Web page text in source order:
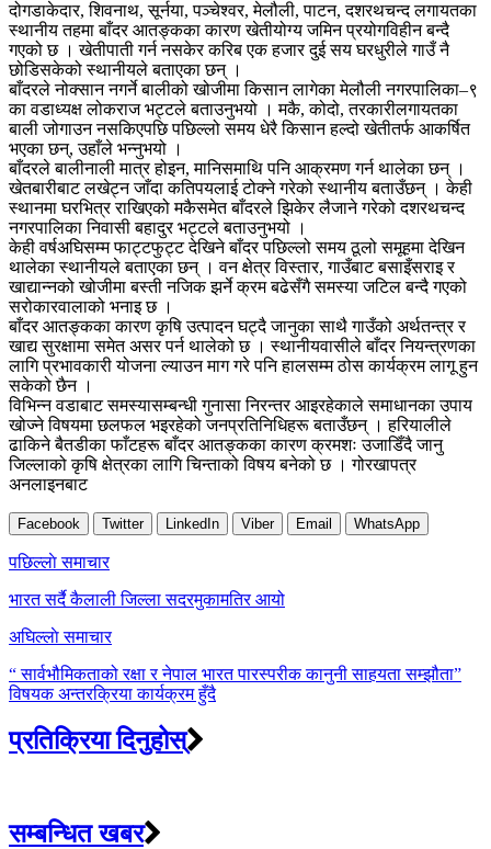
दोगडाकेदार, शिवनाथ, सूर्नया, पञ्चेश्वर, मेलौली, पाटन, दशरथचन्द लगायतका
स्थानीय तहमा बाँदर आतङ्कका कारण खेतीयोग्य जमिन प्रयोगविहीन बन्दै
गएको छ । खेतीपाती गर्न नसकेर करिब एक हजार दुई सय घरधुरीले गाउँ नै
छोडिसकेको स्थानीयले बताएका छन् ।
बाँदरले नोक्सान नगर्ने बालीको खोजीमा किसान लागेका मेलौली नगरपालिका–९
का वडाध्यक्ष लोकराज भट्टले बताउनुभयो । मकै, कोदो, तरकारीलगायतका
बाली जोगाउन नसकिएपछि पछिल्लो समय धेरै किसान हल्दो खेतीतर्फ आकर्षित
भएका छन्, उहाँले भन्नुभयो ।
बाँदरले बालीनाली मात्र होइन, मानिसमाथि पनि आक्रमण गर्न थालेका छन् ।
खेतबारीबाट लखेट्न जाँदा कतिपयलाई टोक्ने गरेको स्थानीय बताउँछन् । केही
स्थानमा घरभित्र राखिएको मकैसमेत बाँदरले झिकेर लैजाने गरेको दशरथचन्द
नगरपालिका निवासी बहादुर भट्टले बताउनुभयो ।
केही वर्षअघिसम्म फाट्टफुट्ट देखिने बाँदर पछिल्लो समय ठूलो समूहमा देखिन
थालेका स्थानीयले बताएका छन् । वन क्षेत्र विस्तार, गाउँबाट बसाइँसराइ र
खाद्यान्नको खोजीमा बस्ती नजिक झर्ने क्रम बढेसँगै समस्या जटिल बन्दै गएको
सरोकारवालाको भनाइ छ ।
बाँदर आतङ्कका कारण कृषि उत्पादन घट्दै जानुका साथै गाउँको अर्थतन्त्र र
खाद्य सुरक्षामा समेत असर पर्न थालेको छ । स्थानीयवासीले बाँदर नियन्त्रणका
लागि प्रभावकारी योजना ल्याउन माग गरे पनि हालसम्म ठोस कार्यक्रम लागू हुन
सकेको छैन ।
विभिन्न वडाबाट समस्यासम्बन्धी गुनासा निरन्तर आइरहेकाले समाधानका उपाय
खोज्ने विषयमा छलफल भइरहेको जनप्रतिनिधिहरू बताउँछन् । हरियालीले
ढाकिने बैतडीका फाँटहरू बाँदर आतङ्कका कारण क्रमशः उजाडिँदै जानु
जिल्लाको कृषि क्षेत्रका लागि चिन्ताको विषय बनेको छ । गोरखापत्र
अनलाइनबाट
Facebook Twitter LinkedIn Viber Email WhatsApp
Post
navigation
पछिल्लाे समाचार
भारत सर्दै कैलाली जिल्ला सदरमुकामतिर आयो
अघिल्लाे समाचार
“ सार्वभौमिकताको रक्षा र नेपाल भारत पारस्परीक कानुनी साहयता सम्झौता”
विषयक अन्तरक्रिया कार्यक्रम हुँदै
प्रतिक्रिया दिनुहोस्
सम्बन्धित खबर